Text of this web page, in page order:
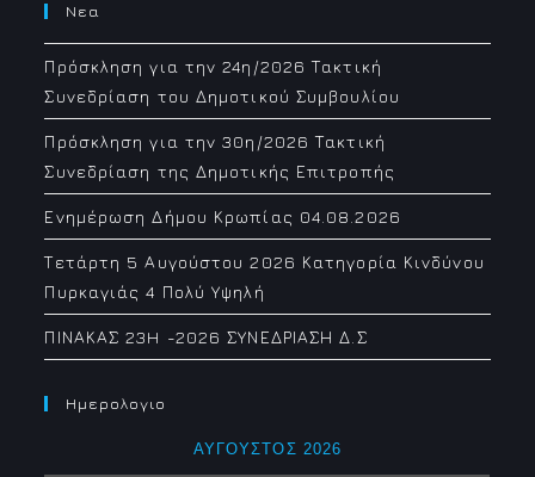
Νεα
Πρόσκληση για την 24η/2026 Τακτική
Συνεδρίαση του Δημοτικού Συμβουλίου
Πρόσκληση για την 30η/2026 Τακτική
Συνεδρίαση της Δημοτικής Επιτροπής
Ενημέρωση Δήμου Κρωπίας 04.08.2026
Τετάρτη 5 Αυγούστου 2026 Κατηγορία Κινδύνου
Πυρκαγιάς 4 Πολύ Υψηλή
ΠΙΝΑΚΑΣ 23H -2026 ΣΥΝΕΔΡΙΑΣΗ Δ.Σ
Ημερολογιο
ΑΎΓΟΥΣΤΟΣ 2026